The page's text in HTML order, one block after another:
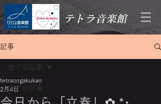
テトラ音楽館
記事
全ての記事
全ての記事
tetraongakukan
2月4日